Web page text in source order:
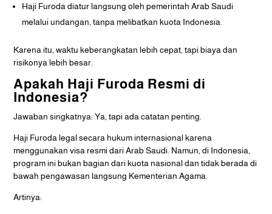
Haji Furoda diatur langsung oleh pemerintah Arab Saudi
melalui undangan, tanpa melibatkan kuota Indonesia.
Karena itu, waktu keberangkatan lebih cepat, tapi biaya dan
risikonya lebih besar.
Apakah Haji Furoda Resmi di
Indonesia?
Jawaban singkatnya: Ya, tapi ada catatan penting.
Haji Furoda legal secara hukum internasional karena
menggunakan visa resmi dari Arab Saudi. Namun, di Indonesia,
program ini bukan bagian dari kuota nasional dan tidak berada di
bawah pengawasan langsung Kementerian Agama.
Artinya: